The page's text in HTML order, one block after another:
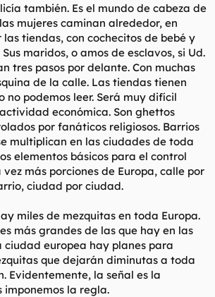
también. Es el mundo de cabeza de
mujeres caminan alrededor, en
las tiendas, con cochecitos de bebé y
maridos, o amos de esclavos, si Ud.
tres pasos por delante. Con muchas
de la calle. Las tiendas tienen
no podemos leer. Será muy difícil
económica. Son ghettos
por fanáticos religiosos. Barrios
multiplican en las ciudades de toda
elementos básicos para el control
más porciones de Europa, calle por
ciudad por ciudad.
miles de mezquitas en toda Europa.
más grandes de las que hay en las
ciudad europea hay planes para
que dejarán diminutas a toda
Evidentemente, la señal es la
imponemos la regla.